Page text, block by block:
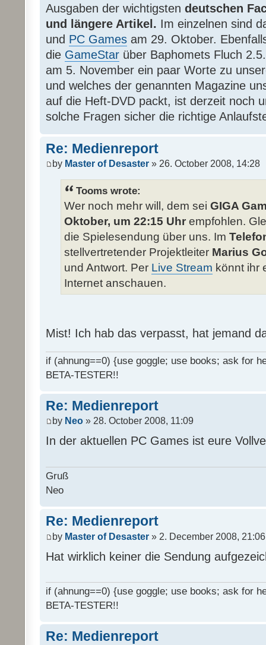
Ausgaben der wichtigsten deutschen
und längere Artikel. Im einzelnen sind
und PC Games am 29. Oktober.
die GameStar über Baphomets Fluch
am 5. November ein paar Worte zu
und welches der genannten Magazine
auf die Heft-DVD packt, ist derzeit noch
solche Fragen sicher die richtige
Re: Medienreport
by Master of Desaster » 26. October 2008, 14:28
Tooms wrote:
Wer noch mehr will, dem sei GIGA
Oktober, um 22:15 Uhr empfohlen.
die Spielesendung über uns. Im
stellvertretender Projektleiter Marius
und Antwort. Per Live Stream könnt ihr
Internet anschauen.
Mist! Ich hab das verpasst, hat jemand
if (ahnung==0) {use goggle; use books; ask for
BETA-TESTER!!
Re: Medienreport
by Neo » 28. October 2008, 11:09
In der aktuellen PC Games ist eure
Gruß
Neo
Re: Medienreport
by Master of Desaster » 2. December 2008, 21:06
Hat wirklich keiner die Sendung
if (ahnung==0) {use goggle; use books; ask for
BETA-TESTER!!
Re: Medienreport